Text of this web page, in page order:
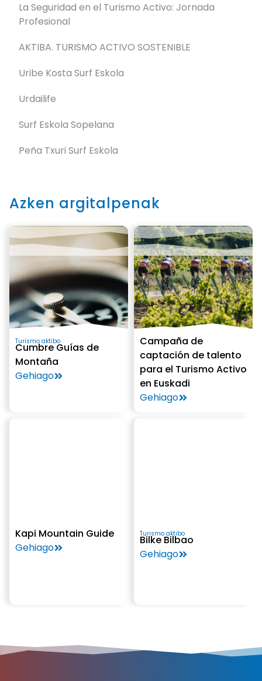
La Seguridad en el Turismo Activo: Jornada
Profesional
AKTIBA. TURISMO ACTIVO SOSTENIBLE
Uribe Kosta Surf Eskola
Urdailife
Surf Eskola Sopelana
Peña Txuri Surf Eskola
Azken argitalpenak
Turismo aktibo
Cumbre Guías de
Montaña
Gehiago
Campaña de
captación de talento
para el Turismo Activo
en Euskadi
Gehiago
Kapi Mountain Guide
Gehiago
Turismo aktibo
Bilke Bilbao
Gehiago